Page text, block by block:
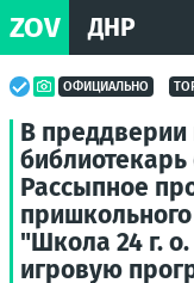
ZOV ДНР
ОФИЦИАЛЬНО
В преддверии
Рассыпное
"Школа 24 г.
игровую